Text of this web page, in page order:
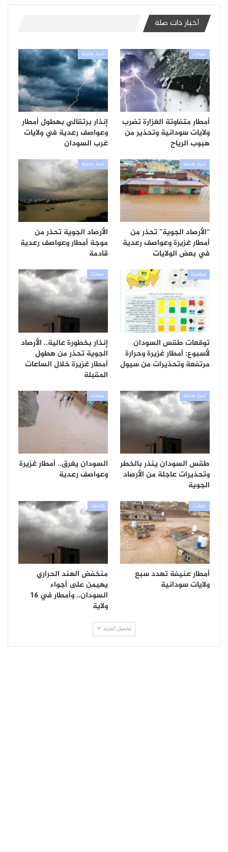
أخبار ذات صلة
حوادث
أمطار متفاوتة الغزارة تضرب
ولايات سودانية وتحذير من
هبوب الرياح
أخبار عاجلة
إنذار برتقالي بهطول أمطار
وعواصف رعدية في ولايات
غرب السودان
أخبار عاجلة
“الأرصاد الجوية” تحذر من
أمطار غزيرة وعواصف رعدية
في بعض الولايات
أخبار عاجلة
الأرصاد الجوية تحذر من
موجة أمطار وعواصف رعدية
قادمة
سياسية
توقعات طقس السودان
لأسبوع: أمطار غزيرة وحرارة
مرتفعة وتحذيرات من سيول
حوادث
إنذار بخطورة عالية.. الأرصاد
الجوية تحذر من هطول
أمطار غزيرة خلال الساعات
المقبلة
أخبار عاجلة
طقس السودان ينذر بالخطر
وتحذيرات عاجلة من الأرصاد
الجوية
حوادث
السودان يغرق.. أمطار غزيرة
وعواصف رعدية
حوادث
أمطار عنيفة تهدد سبع
ولايات سودانية
إقتصاد
منخفض الهند الحراري
يهيمن على أجواء
السودان.. وأمطار في 16
ولاية
تحميل المزيد